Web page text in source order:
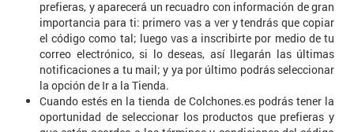
prefieras, y aparecerá un recuadro con información de gran
importancia para ti: primero vas a ver y tendrás que copiar
el código como tal; luego vas a inscribirte por medio de tu
correo electrónico, si lo deseas, así llegarán las últimas
notificaciones a tu mail; y ya por último podrás seleccionar
la opción de Ir a la Tienda.
Cuando estés en la tienda de Colchones.es podrás tener la
oportunidad de seleccionar los productos que prefieras y